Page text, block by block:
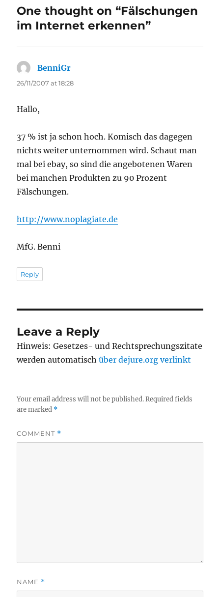
One thought on “Fälschungen
im Internet erkennen”
BenniGr
26/11/2007 at 18:28
Hallo,
37 % ist ja schon hoch. Komisch das dagegen
nichts weiter unternommen wird. Schaut man
mal bei ebay, so sind die angebotenen Waren
bei manchen Produkten zu 90 Prozent
Fälschungen.
http://www.noplagiate.de
MfG. Benni
Reply
Leave a Reply
Hinweis: Gesetzes- und Rechtsprechungszitate
werden automatischüber dejure.org verlinkt
Your email address will not be published. Required fields
are marked *
COMMENT *
NAME *